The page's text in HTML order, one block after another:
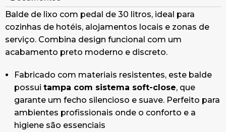
cozinhas do seu hotel e alojamento.
Balde de lixo com pedal de 30 litros, ideal para
cozinhas de hotéis, alojamentos locais e zonas de
serviço. Combina design funcional com um
acabamento preto moderno e discreto.
Fabricado com materiais resistentes, este balde
possui tampa com sistema soft-close, que
garante um fecho silencioso e suave. Perfeito para
ambientes profissionais onde o conforto e a
higiene são essenciais